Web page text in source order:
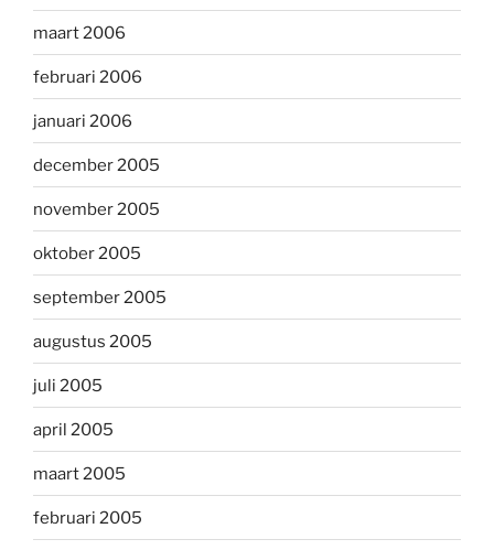
maart 2006
februari 2006
januari 2006
december 2005
november 2005
oktober 2005
september 2005
augustus 2005
juli 2005
april 2005
maart 2005
februari 2005